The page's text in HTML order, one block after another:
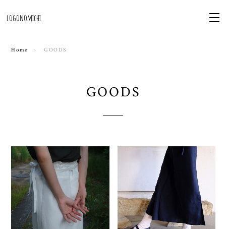
logonomichi
Home GOODS
GOODS